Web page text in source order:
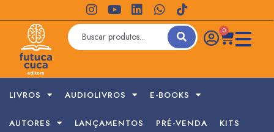
0
LIVROS AUDIOLIVROS E-BOOKS
AUTORES LANÇAMENTOS PRÉ-VENDA KITS